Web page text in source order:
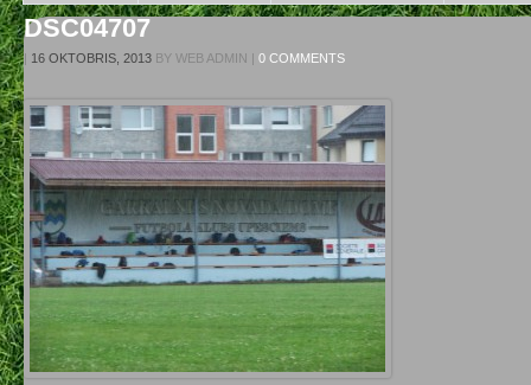
DSC04707
| 16 OKTOBRIS, 2013 BY WEB ADMIN | 0 COMMENTS